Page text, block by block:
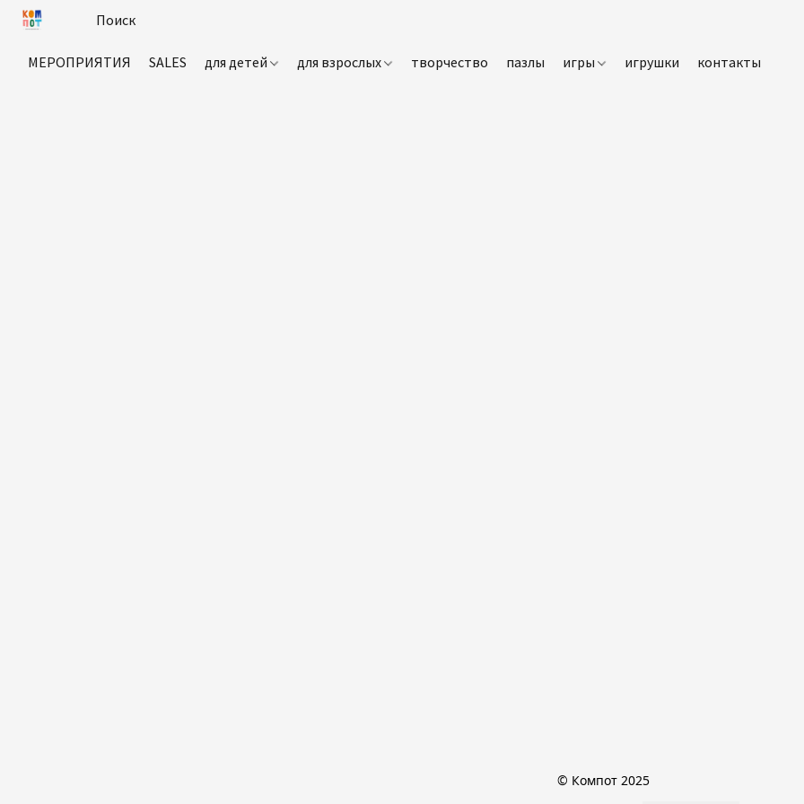
МЕРОПРИЯТИЯ SALES для детей для взрослых творчество пазлы игры игрушки контакты
© Компот 2025